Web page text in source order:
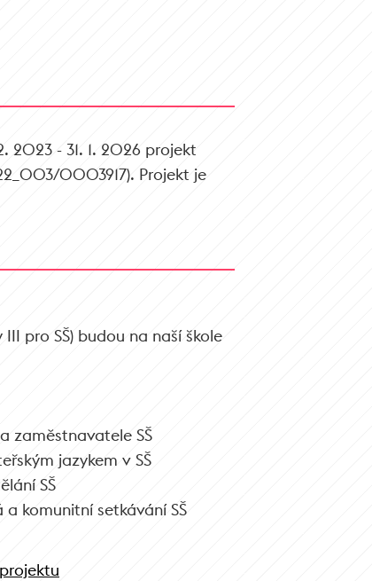
2023 - 31. 1. 2026 projekt
0003917). Projekt je
pro SŠ) budou na naší škole
zaměstnavatele SŠ
jazykem v SŠ
SŠ
komunitní setkávání SŠ